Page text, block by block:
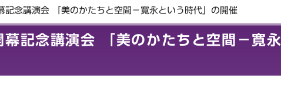
記念講演会 「美のかたちと空間－寛永という時代」の開催
記念講演会 「美のかたちと空間－寛